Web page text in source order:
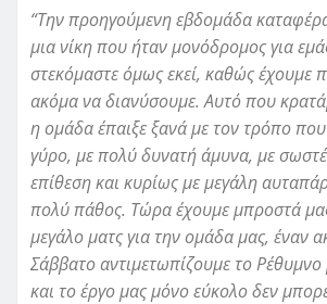
“Την προηγούμενη εβδομάδα
μια νίκη που ήταν μονόδρομος για
στεκόμαστε όμως εκεί, καθώς έχουμε
ακόμα να διανύσουμε. Αυτό που
η ομάδα έπαιξε ξανά με τον τρόπο
γύρο, με πολύ δυνατή άμυνα, με
επίθεση και κυρίως με μεγάλη
πολύ πάθος. Τώρα έχουμε μπροστά
μεγάλο ματς για την ομάδα μας, έναν
Σάββατο αντιμετωπίζουμε το
και το έργο μας μόνο εύκολο δεν